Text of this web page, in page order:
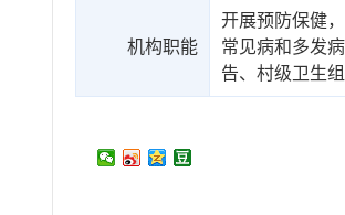
机构职能
开展预防保健
常见病和多发
告、村级卫生